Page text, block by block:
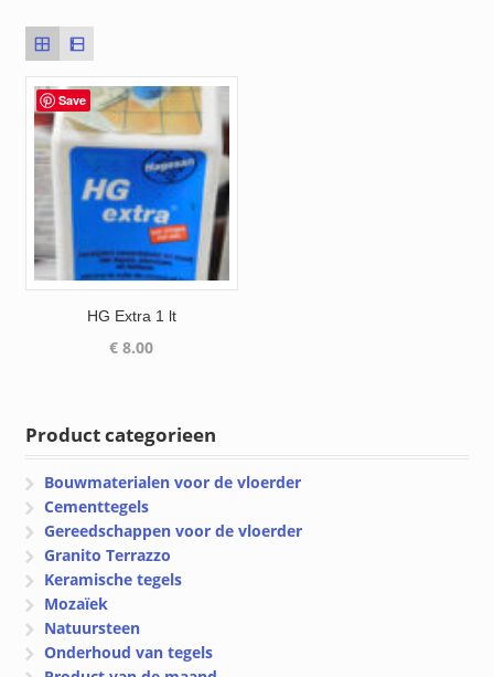
Save
HG Extra 1 lt
€ 8.00
Product categorieen
Bouwmaterialen voor de vloerder
Cementtegels
Gereedschappen voor de vloerder
Granito Terrazzo
Keramische tegels
Mozaïek
Natuursteen
Onderhoud van tegels